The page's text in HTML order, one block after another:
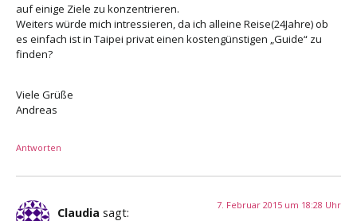
auf einige Ziele zu konzentrieren.
Weiters würde mich intressieren, da ich alleine Reise(24Jahre) ob
es einfach ist in Taipei privat einen kostengünstigen „Guide“ zu
finden?
Viele Grüße
Andreas
Antworten
Claudia sagt:
7. Februar 2015 um 18:28 Uhr